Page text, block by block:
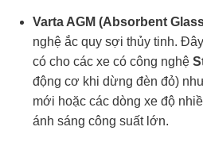
Varta AGM (Absorbent
nghệ ắc quy sợi thủy tinh.
có cho các xe có công nghệ
động cơ khi dừng đèn đỏ)
mới hoặc các dòng xe độ
ánh sáng công suất lớn.